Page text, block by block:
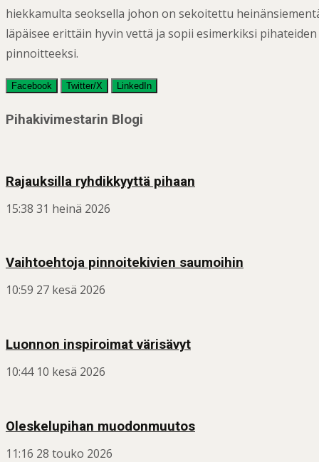
hiekkamulta seoksella johon on sekoitettu
läpäisee erittäin hyvin vettä ja sopii esimerkiksi
pinnoitteeksi.
Facebook Twitter/X LinkedIn
Post
Pihakivimestarin Blogi
Rajauksilla ryhdikkyyttä pihaan
15:38 31 heinä 2026
Vaihtoehtoja pinnoitekivien saumoihin
10:59 27 kesä 2026
Luonnon inspiroimat värisävyt
10:44 10 kesä 2026
Oleskelupihan muodonmuutos
11:16 28 touko 2026